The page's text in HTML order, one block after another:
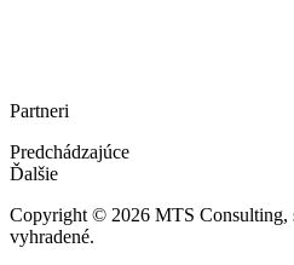
Partneri
Predchádzajúce
Ďalšie
Copyright © 2026 MTS Consulting,
vyhradené.